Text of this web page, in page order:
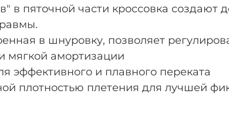
в пяточной части кроссовка
в шнуровку, позволяет
мягкой амортизации
эффективного и плавного переката
плотностью плетения для лучшей